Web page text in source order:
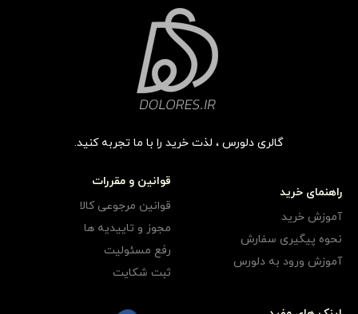
گالری دلورس ، لذت خرید را با ما تجربه کنید.
راهنمای خرید
آموزش خرید
نحوه پیگیری سفارش
آموزش ورود به دلورس
قوانین و مقررات
قوانین مرجوعی کالا
مجوز و تاییدیه ها
رفع مسئولیت
ثبت شکایت